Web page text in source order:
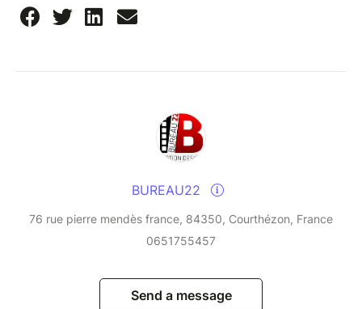
BUREAU22
76 rue pierre mendès france, 84350, Courthézon, France
0651755457
Send a message